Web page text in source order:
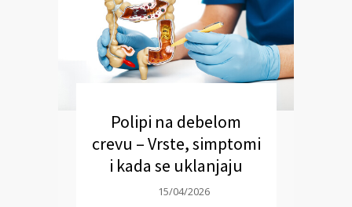
Polipi na debelom
crevu – Vrste, simptomi
i kada se uklanjaju
15/04/2026